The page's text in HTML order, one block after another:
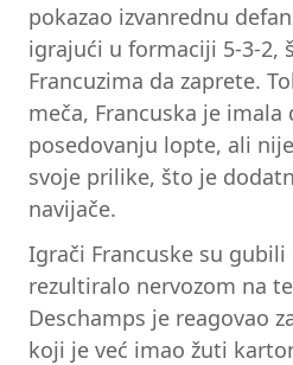
pokazao izvanrednu
igrajući u formaciji 5-3-2,
Francuzima da zaprete.
meča, Francuska je
posedovanju lopte, ali
svoje prilike, što je
navijače.
Igrači Francuske su
rezultiralo nervozom na
Deschamps je reagovao
koji je već imao žuti